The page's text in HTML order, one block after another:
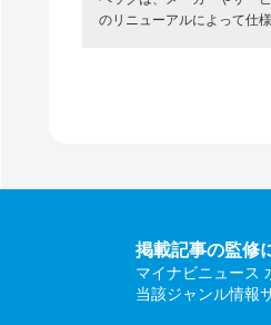
のリニューアルによって仕
掲載記事の監修
マイナビニュース
当該ジャンル情報